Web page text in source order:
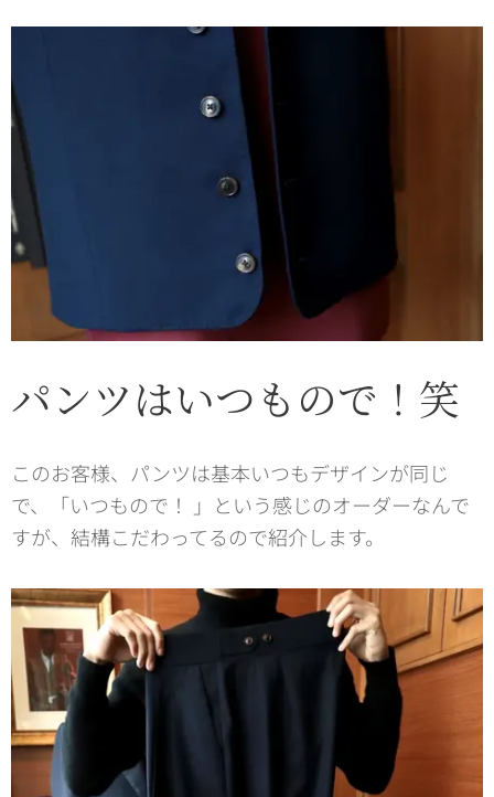
パンツはいつもので！笑
このお客様、パンツは基本いつもデザインが同じ
で、「いつもので！ 」という感じのオーダーなんで
すが、結構こだわってるので紹介します。